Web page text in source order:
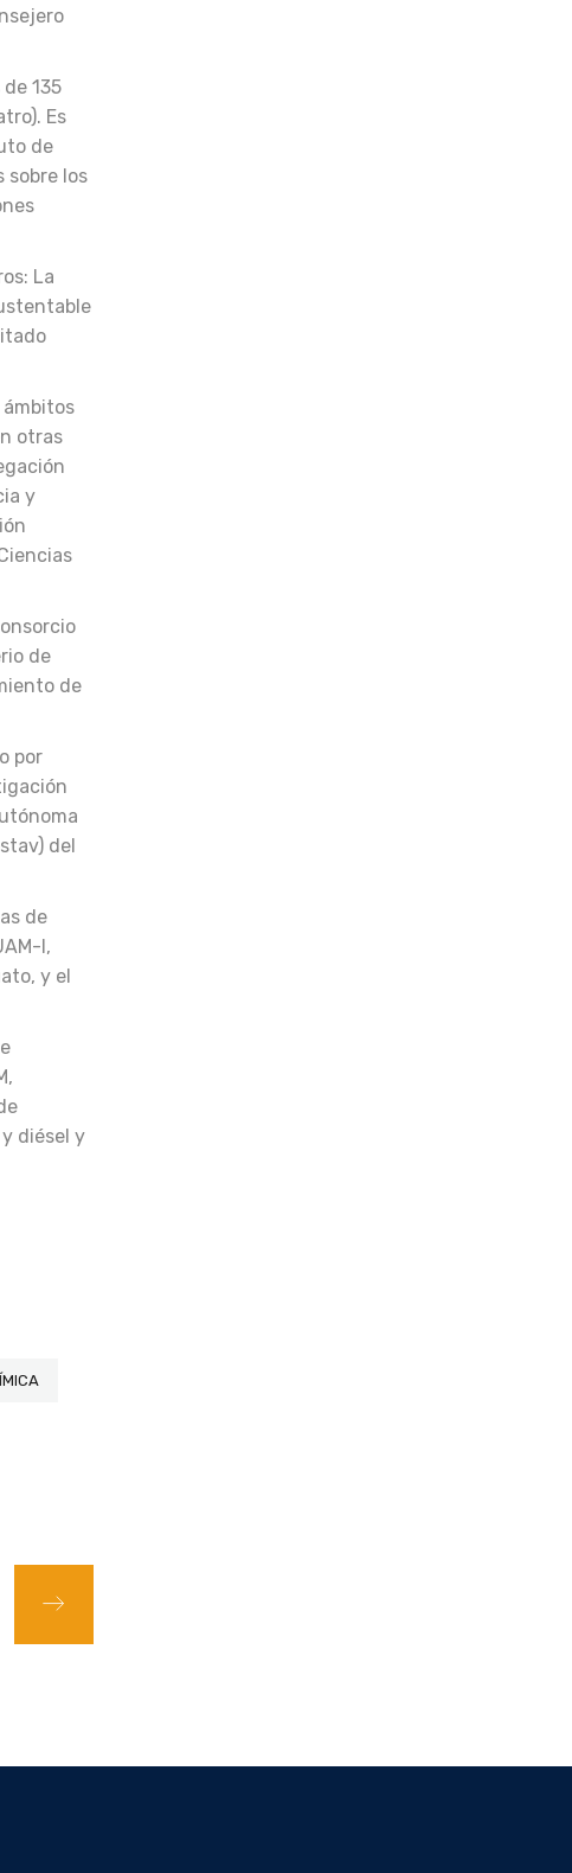
135
Es
de
sobre los
La
otras
y
de
de
por
del
de
I,
y el
diésel y